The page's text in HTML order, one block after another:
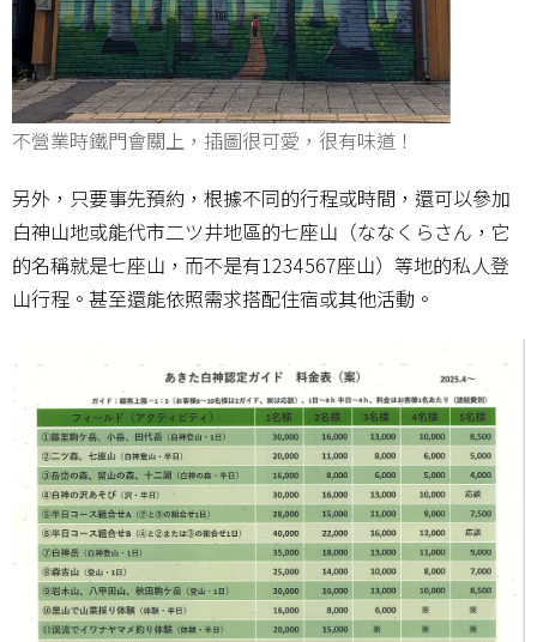
不營業時鐵門會關上，插圖很可愛，很有味道！
另外，只要事先預約，根據不同的行程或時間，還可以參加
白神山地或能代市二ツ井地區的七座山（ななくらさん，它
的名稱就是七座山，而不是有1234567座山）等地的私人登
山行程。甚至還能依照需求搭配住宿或其他活動。